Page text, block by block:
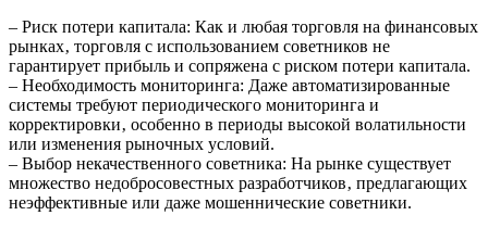
– Риск потери капитала: Как и любая торговля на финансовых
рынках‚ торговля с использованием советников не
гарантирует прибыль и сопряжена с риском потери капитала.
– Необходимость мониторинга: Даже автоматизированные
системы требуют периодического мониторинга и
корректировки‚ особенно в периоды высокой волатильности
или изменения рыночных условий.
– Выбор некачественного советника: На рынке существует
множество недобросовестных разработчиков‚ предлагающих
неэффективные или даже мошеннические советники.